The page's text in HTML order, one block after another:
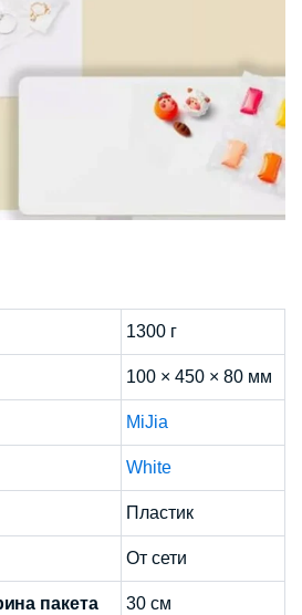
1300 г
100 × 450 × 80 мм
MiJia
White
Пластик
От сети
пакета 30 см